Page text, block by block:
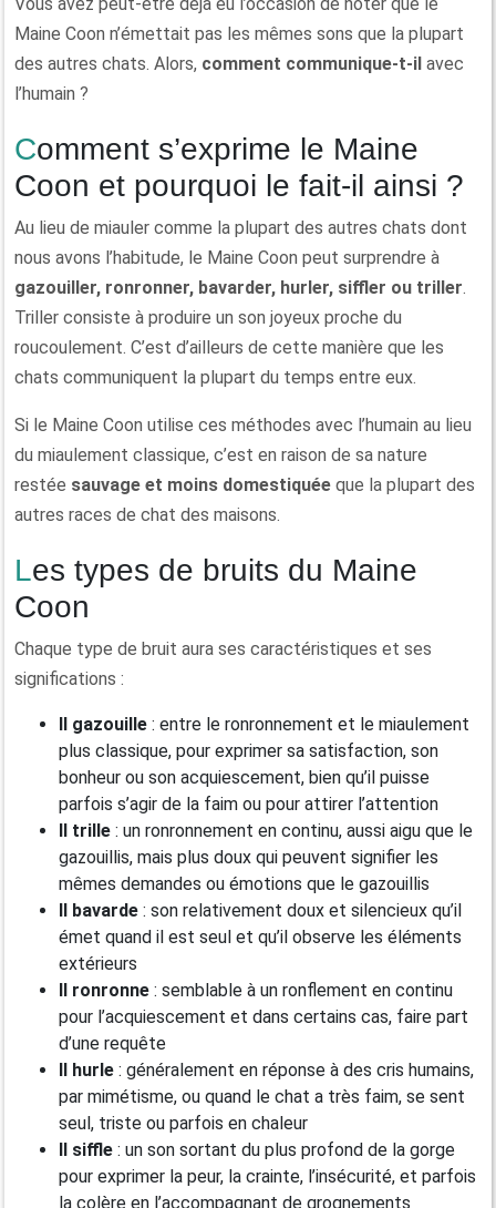
Vous avez peut-être déjà eu l’occasion de noter que le
Maine Coon n’émettait pas les mêmes sons que la plupart
des autres chats. Alors, comment communique-t-il avec
l’humain ?
Comment s’exprime le Maine
Coon et pourquoi le fait-il ainsi ?
Au lieu de miauler comme la plupart des autres chats dont
nous avons l’habitude, le Maine Coon peut surprendre à
gazouiller, ronronner, bavarder, hurler, siffler ou triller.
Triller consiste à produire un son joyeux proche du
roucoulement. C’est d’ailleurs de cette manière que les
chats communiquent la plupart du temps entre eux.
Si le Maine Coon utilise ces méthodes avec l’humain au lieu
du miaulement classique, c’est en raison de sa nature
restée sauvage et moins domestiquée que la plupart des
autres races de chat des maisons.
Les types de bruits du Maine
Coon
Chaque type de bruit aura ses caractéristiques et ses
significations :
Il gazouille : entre le ronronnement et le miaulement
plus classique, pour exprimer sa satisfaction, son
bonheur ou son acquiescement, bien qu’il puisse
parfois s’agir de la faim ou pour attirer l’attention
Il trille : un ronronnement en continu, aussi aigu que le
gazouillis, mais plus doux qui peuvent signifier les
mêmes demandes ou émotions que le gazouillis
Il bavarde : son relativement doux et silencieux qu’il
émet quand il est seul et qu’il observe les éléments
extérieurs
Il ronronne : semblable à un ronflement en continu
pour l’acquiescement et dans certains cas, faire part
d’une requête
Il hurle : généralement en réponse à des cris humains,
par mimétisme, ou quand le chat a très faim, se sent
seul, triste ou parfois en chaleur
Il siffle : un son sortant du plus profond de la gorge
pour exprimer la peur, la crainte, l’insécurité, et parfois
la colère en l’accompagnant de grognements